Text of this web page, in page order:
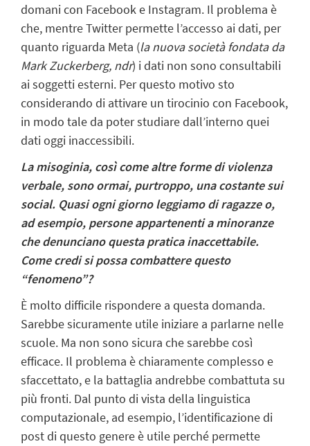
domani con Facebook e Instagram. Il problema è
che, mentre Twitter permette l’accesso ai dati, per
quanto riguarda Meta (la nuova società fondata da
Mark Zuckerberg, ndr) i dati non sono consultabili
ai soggetti esterni. Per questo motivo sto
considerando di attivare un tirocinio con Facebook,
in modo tale da poter studiare dall’interno quei
dati oggi inaccessibili.
La misoginia, così come altre forme di violenza
verbale, sono ormai, purtroppo, una costante sui
social. Quasi ogni giorno leggiamo di ragazze o,
ad esempio, persone appartenenti a minoranze
che denunciano questa pratica inaccettabile.
Come credi si possa combattere questo
“fenomeno”?
È molto difficile rispondere a questa domanda.
Sarebbe sicuramente utile iniziare a parlarne nelle
scuole. Ma non sono sicura che sarebbe così
efficace. Il problema è chiaramente complesso e
sfaccettato, e la battaglia andrebbe combattuta su
più fronti. Dal punto di vista della linguistica
computazionale, ad esempio, l’identificazione di
post di questo genere è utile perché permette